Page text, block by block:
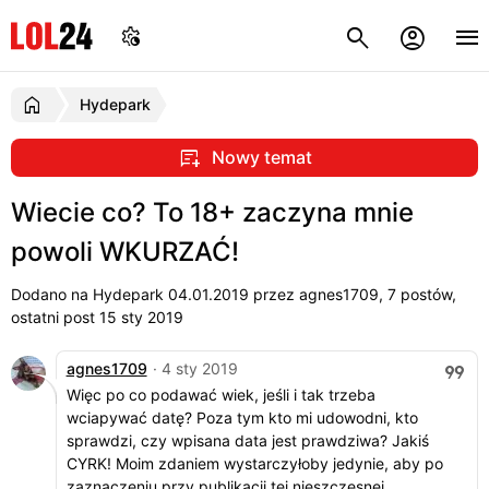
Hydepark
Nowy temat
Wiecie co? To 18+ zaczyna mnie
powoli WKURZAĆ!
Dodano na Hydepark 04.01.2019 przez agnes1709, 7 postów,
ostatni post 15 sty 2019
agnes1709 · 4 sty 2019
Więc po co podawać wiek, jeśli i tak trzeba
wciapywać datę? Poza tym kto mi udowodni, kto
sprawdzi, czy wpisana data jest prawdziwa? Jakiś
CYRK! Moim zdaniem wystarczyłoby jedynie, aby po